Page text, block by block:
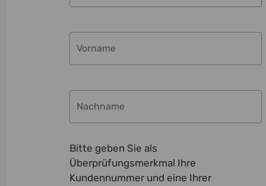
Vorname
Nachname
Bitte geben Sie als
Überprüfungsmerkmal Ihre
Kundennummer und eine Ihrer